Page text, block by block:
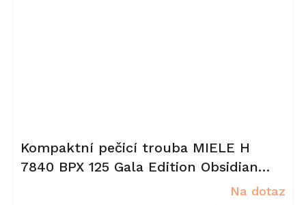
Kompaktní pečicí trouba MIELE H
7840 BPX 125 Gala Edition Obsidian
Na dotaz